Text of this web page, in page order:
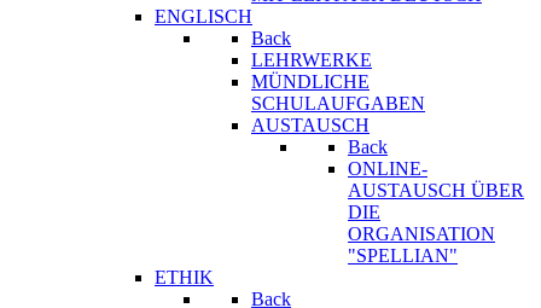
ENGLISCH
Back
LEHRWERKE
MÜNDLICHE
SCHULAUFGABEN
AUSTAUSCH
Back
ONLINE-
AUSTAUSCH ÜBER
DIE
ORGANISATION
"SPELLIAN"
ETHIK
Back